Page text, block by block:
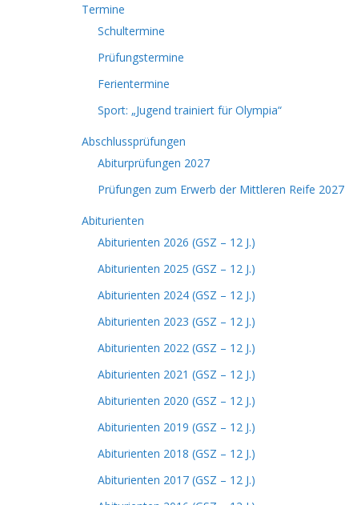
Termine
Schultermine
Prüfungstermine
Ferientermine
Sport: „Jugend trainiert für Olympia“
Abschlussprüfungen
Abiturprüfungen 2027
Prüfungen zum Erwerb der Mittleren Reife 2027
Abiturienten
Abiturienten 2026 (GSZ – 12 J.)
Abiturienten 2025 (GSZ – 12 J.)
Abiturienten 2024 (GSZ – 12 J.)
Abiturienten 2023 (GSZ – 12 J.)
Abiturienten 2022 (GSZ – 12 J.)
Abiturienten 2021 (GSZ – 12 J.)
Abiturienten 2020 (GSZ – 12 J.)
Abiturienten 2019 (GSZ – 12 J.)
Abiturienten 2018 (GSZ – 12 J.)
Abiturienten 2017 (GSZ – 12 J.)